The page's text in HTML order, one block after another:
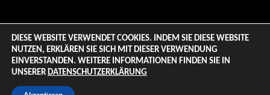
© 2026 ENTERTAINMENT BASE – Life & Style Magazine.
All Rights Reserved. | Based on
DIESE WEBSITE VERWENDET COOKIES. INDEM SIE DIESE WEBSITE
NUTZEN, ERKLÄREN SIE SICH MIT DIESER VERWENDUNG
EINVERSTANDEN. WEITERE INFORMATIONEN FINDEN SIE IN
UNSERER DATENSCHUTZERKLÄRUNG